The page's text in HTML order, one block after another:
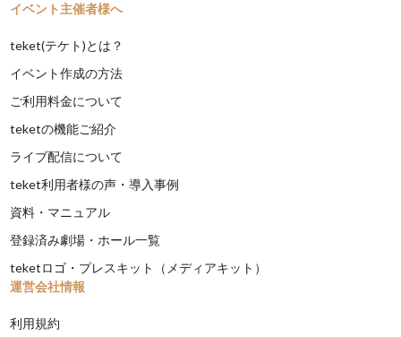
イベント主催者様へ
teket(テケト)とは？
イベント作成の方法
ご利用料金について
teketの機能ご紹介
ライブ配信について
teket利用者様の声・導入事例
資料・マニュアル
登録済み劇場・ホール一覧
teketロゴ・プレスキット（メディアキット）
運営会社情報
利用規約